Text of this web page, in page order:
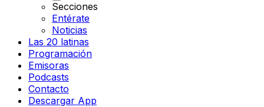
Secciones
Entérate
Noticias
Las 20 latinas
Programación
Emisoras
Podcasts
Contacto
Descargar App